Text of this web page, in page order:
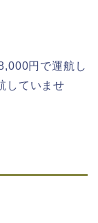
円で運航し
していませ